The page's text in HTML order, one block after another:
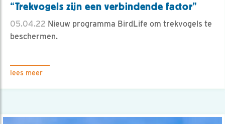
“Trekvogels zijn een verbindende factor”
05.04.22 Nieuw programma BirdLife om trekvogels te
beschermen.
lees meer